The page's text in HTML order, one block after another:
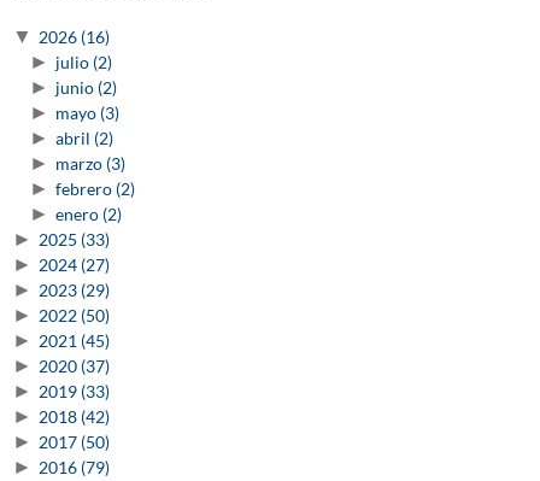
▼ 2026 (16)
► julio (2)
► junio (2)
► mayo (3)
► abril (2)
► marzo (3)
► febrero (2)
► enero (2)
► 2025 (33)
► 2024 (27)
► 2023 (29)
► 2022 (50)
► 2021 (45)
► 2020 (37)
► 2019 (33)
► 2018 (42)
► 2017 (50)
► 2016 (79)